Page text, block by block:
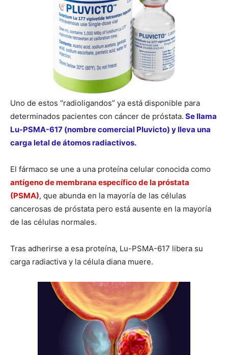
Uno de estos “radioligandos” ya está disponible para
determinados pacientes con cáncer de próstata. Se llama
Lu-PSMA-617 (nombre comercial Pluvicto) y lleva una
carga letal de átomos radiactivos.
El fármaco se une a una proteína celular conocida como
antígeno de membrana específico de la próstata
(PSMA), que abunda en la mayoría de las células
cancerosas de próstata pero está ausente en la mayoría
de las células normales.
Tras adherirse a esa proteína, Lu-PSMA-617 libera su
carga radiactiva y la célula diana muere.